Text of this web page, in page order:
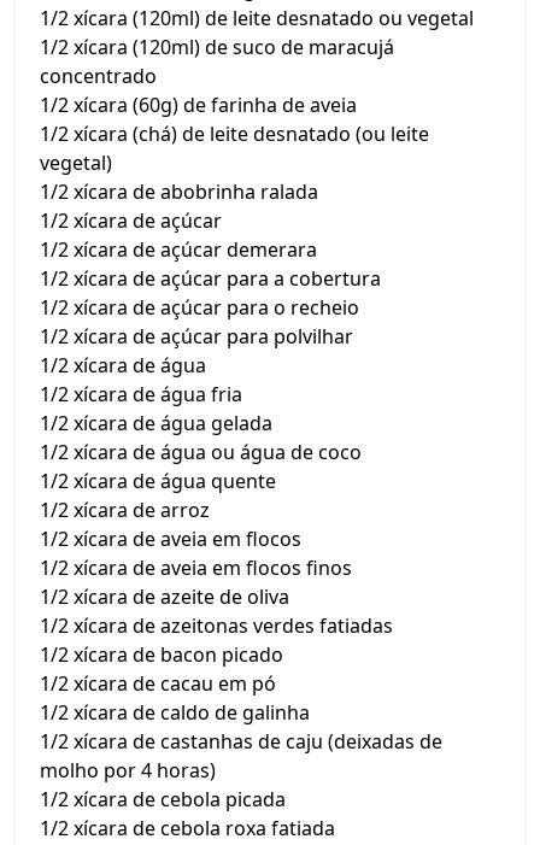
1/2 xícara (120ml) de leite desnatado ou vegetal
1/2 xícara (120ml) de suco de maracujá
concentrado
1/2 xícara (60g) de farinha de aveia
1/2 xícara (chá) de leite desnatado (ou leite
vegetal)
1/2 xícara de abobrinha ralada
1/2 xícara de açúcar
1/2 xícara de açúcar demerara
1/2 xícara de açúcar para a cobertura
1/2 xícara de açúcar para o recheio
1/2 xícara de açúcar para polvilhar
1/2 xícara de água
1/2 xícara de água fria
1/2 xícara de água gelada
1/2 xícara de água ou água de coco
1/2 xícara de água quente
1/2 xícara de arroz
1/2 xícara de aveia em flocos
1/2 xícara de aveia em flocos finos
1/2 xícara de azeite de oliva
1/2 xícara de azeitonas verdes fatiadas
1/2 xícara de bacon picado
1/2 xícara de cacau em pó
1/2 xícara de caldo de galinha
1/2 xícara de castanhas de caju (deixadas de
molho por 4 horas)
1/2 xícara de cebola picada
1/2 xícara de cebola roxa fatiada